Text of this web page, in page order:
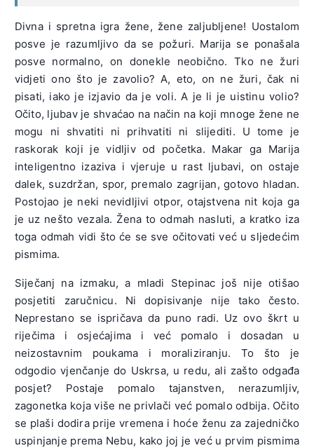
Divna i spretna igra žene, žene zaljubljene! Uostalom
posve je razumljivo da se požuri. Marija se ponašala
posve normalno, on donekle neobično. Tko ne žuri
vidjeti ono što je zavolio? A, eto, on ne žuri, čak ni
pisati, iako je izjavio da je voli. A je li je uistinu volio?
Očito, ljubav je shvaćao na način na koji mnoge žene ne
mogu ni shvatiti ni prihvatiti ni slijediti. U tome je
raskorak koji je vidljiv od početka. Makar ga Marija
inteligentno izaziva i vjeruje u rast ljubavi, on ostaje
dalek, suzdržan, spor, premalo zagrijan, gotovo hladan.
Postojao je neki nevidljivi otpor, otajstvena nit koja ga
je uz nešto vezala. Žena to odmah nasluti, a kratko iza
toga odmah vidi što će se sve očitovati već u sljedećim
pismima.
Siječanj na izmaku, a mladi Stepinac još nije otišao
posjetiti zaručnicu. Ni dopisivanje nije tako često.
Neprestano se ispričava da puno radi. Uz ovo škrt u
riječima i osjećajima i već pomalo i dosadan u
neizostavnim poukama i moraliziranju. To što je
odgodio vjenčanje do Uskrsa, u redu, ali zašto odgađa
posjet? Postaje pomalo tajanstven, nerazumljiv,
zagonetka koja više ne privlači već pomalo odbija. Očito
se plaši dodira prije vremena i hoće ženu za zajedničko
uspinjanje prema Nebu, kako joj je već u prvim pismima